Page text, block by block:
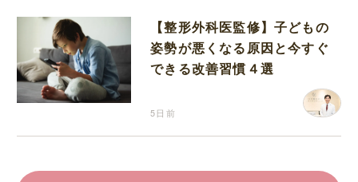
【整形外科医監修】子どもの
姿勢が悪くなる原因と今すぐ
できる改善習慣４選
5日前